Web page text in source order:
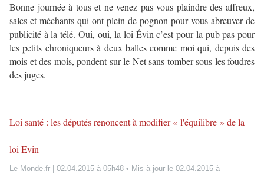
Bonne journée à tous et ne venez pas vous plaindre des affreux,
sales et méchants qui ont plein de pognon pour vous abreuver de
publicité à la télé. Oui, oui, la loi Évin c’est pour la pub pas pour
les petits chroniqueurs à deux balles comme moi qui, depuis des
mois et des mois, pondent sur le Net sans tomber sous les foudres
des juges.
Loi santé : les députés renoncent à modifier « l'équilibre » de la
loi Evin
Le Monde.fr 02.04.2015 à 05h48 • Mis à jour le 02.04.2015 à